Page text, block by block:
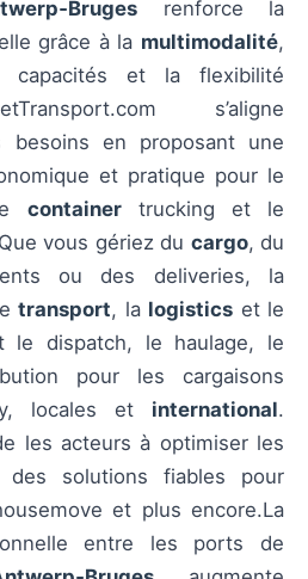
renforce la
grâce à la multimodalité,
capacités et la flexibilité
s’aligne
besoins en proposant une
et pratique pour le
containertrucking et le
vous gériez du cargo, du
ou des deliveries, la
transport, la logistics et le
le dispatch, le haulage, le
pour les cargaisons
locales et international.
les acteurs à optimiser les
solutions fiables pour
et plus encore.La
entre les ports de